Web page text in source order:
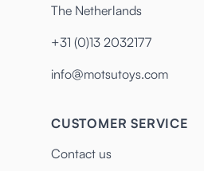
The Netherlands
+31 (0)13 2032177
info@motsutoys.com
CUSTOMER SERVICE
Contact us